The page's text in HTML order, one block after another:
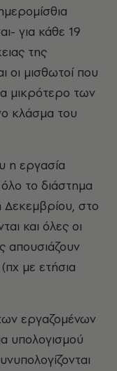
για κάθε 19
της
οι μισθωτοί που
μικρότερο των
κλάσμα του
η εργασία
το διάστημα
Δεκεμβρίου, στο
και όλες οι
απουσιάζουν
με ετήσια
εργαζομένων
υπολογισμού